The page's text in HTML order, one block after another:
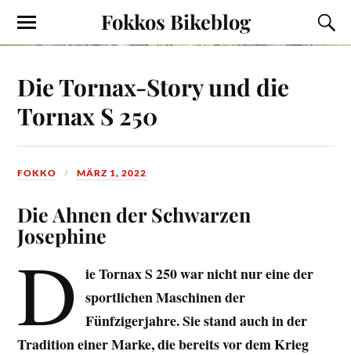
Fokkos Bikeblog
Die Tornax-Story und die
Tornax S 250
FOKKO MÄRZ 1, 2022
Die Ahnen der Schwarzen
Josephine
D ie Tornax S 250 war nicht nur eine der
sportlichen Maschinen der
Fünfzigerjahre. Sie stand auch in der
Tradition einer Marke, die bereits vor dem Krieg